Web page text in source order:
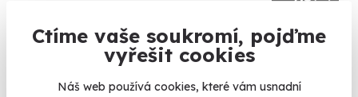
Ctíme vaše soukromí, pojďme
vyřešit cookies
Náš web používá cookies, které vám usnadní
Jetsurfing
Motorové surfování bez ohledu na vlny
Valtice (Břeclav)